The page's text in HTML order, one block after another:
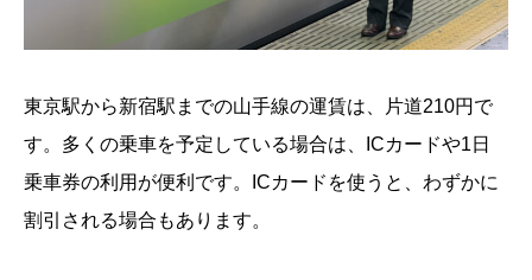
東京駅から新宿駅までの山手線の運賃は、片道210円で
す。多くの乗車を予定している場合は、ICカードや1日
乗車券の利用が便利です。ICカードを使うと、わずかに
割引される場合もあります。